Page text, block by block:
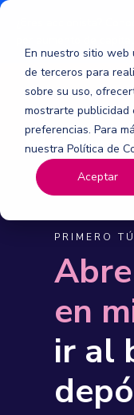
En nuestro sitio web
de terceros para
sobre su uso,
mostrarte publicidad
preferencias. Para
nuestra Política de
Aceptar
¿Eres accionista?
PRIMERO TÚ
en
ir al